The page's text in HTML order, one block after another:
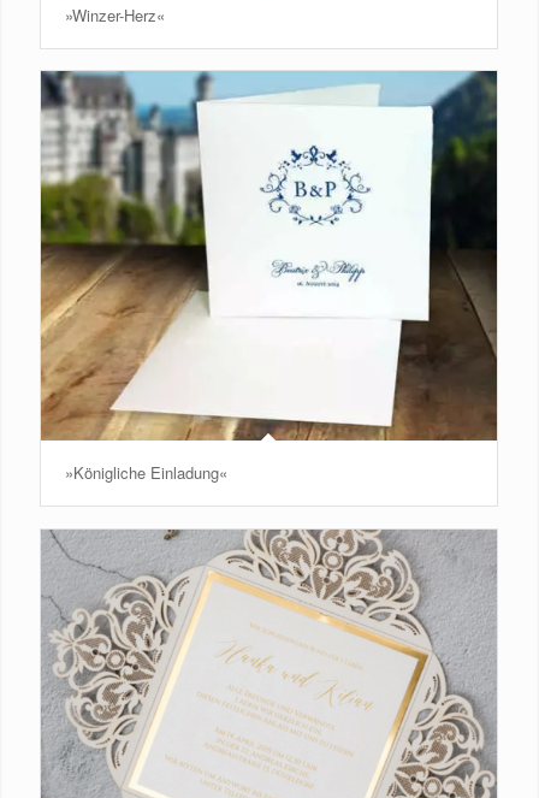
»Winzer-Herz«
»Königliche Einladung«